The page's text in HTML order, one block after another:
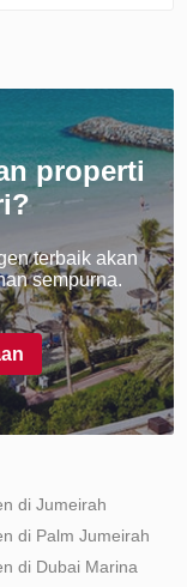
properti
terbaik akan
sempurna.
di Jumeirah
di Palm Jumeirah
di Dubai Marina